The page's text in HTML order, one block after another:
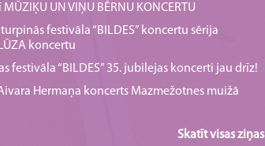
UN VIŅU BĒRNU KONCERTU
festivāla “BILDES” koncertu sērija
koncertu
festivāla “BILDES” 35. jubilejas koncerti jau drīz!
Hermaņa koncerts Mazmežotnes muižā
Skatīt visas ziņas